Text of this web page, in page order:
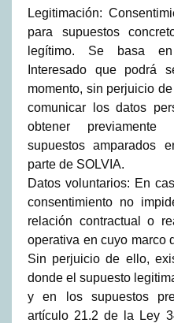
Legitimación:
para supuestos
legítimo. Se basa
Interesado que podrá
momento, sin perjuicio
comunicar los datos
obtener
supuestos amparados
parte de SOLVIA.
Datos voluntarios: En
consentimiento no
relación contractual o
operativa en cuyo marco
Sin perjuicio de ello,
donde el supuesto
y en los supuestos
artículo 21.2 de la Ley